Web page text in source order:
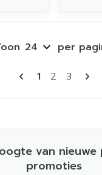
Pagina's
U lees
1 Pagina
2 Pagina
3
per
van
promoties